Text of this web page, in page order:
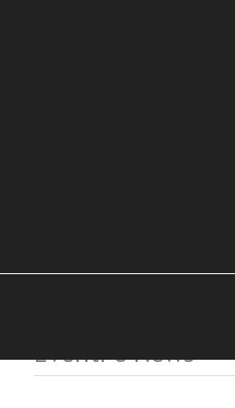
Eventi e News